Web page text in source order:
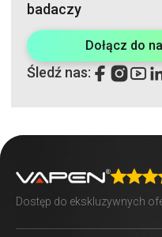
badaczy
Dołącz do
Śledź nas: